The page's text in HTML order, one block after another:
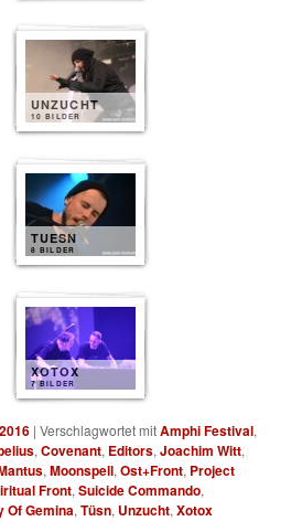
UNZUCHT
10 BILDER
TUESN
8 BILDER
XOTOX
7 BILDER
|Verschlagwortet mitAmphi Festival,
,Covenant, Editors,Joachim Witt,
,Moonspell,Ost+Front, Project
Front,Suicide Commando,
Of Gemina,Tüsn, Unzucht,Xotox